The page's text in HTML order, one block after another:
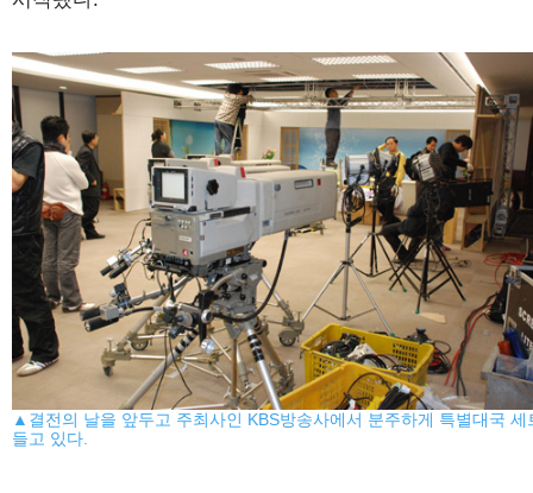
▲결전의 날을 앞두고 주최사인 KBS방송사에서 분주하게 특별대국 세
들고 있다.